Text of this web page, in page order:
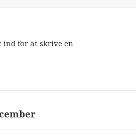
ind for at skrive en